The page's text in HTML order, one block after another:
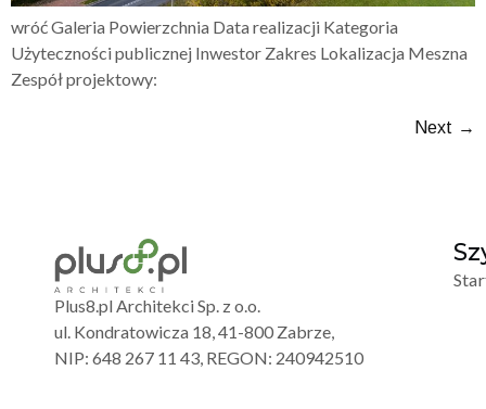
wróć Galeria Powierzchnia Data realizacji Kategoria
Użyteczności publicznej Inwestor Zakres Lokalizacja Meszna
Zespół projektowy:
Next →
Plus8.pl Architekci Sp. z o.o.
ul. Kondratowicza 18, 41-800 Zabrze,
NIP: 648 267 11 43, REGON: 240942510